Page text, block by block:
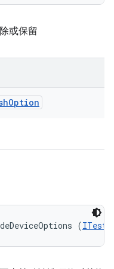
或保留
Option
(